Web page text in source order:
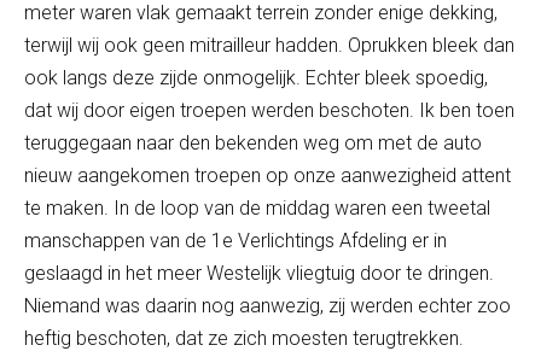
meter waren vlak gemaakt terrein zonder enige dekking,
terwijl wij ook geen mitrailleur hadden. Oprukken bleek dan
ook langs deze zijde onmogelijk. Echter bleek spoedig,
dat wij door eigen troepen werden beschoten. Ik ben toen
teruggegaan naar den bekenden weg om met de auto
nieuw aangekomen troepen op onze aanwezigheid attent
te maken. In de loop van de middag waren een tweetal
manschappen van de 1 e Verlichtings Afdeling er in
geslaagd in het meer Westelijk vliegtuig door te dringen.
Niemand was daarin nog aanwezig, zij werden echter zoo
heftig beschoten, dat ze zich moesten terugtrekken.